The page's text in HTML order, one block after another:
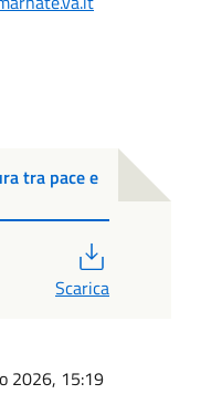
tra pace e
Scarica
2026, 15:19